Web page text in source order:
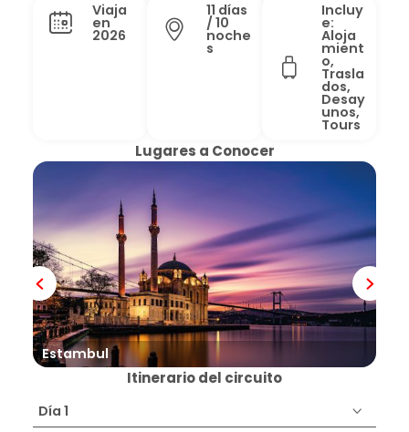
Viaja
en
2026
11 días
/ 10
noche
s
Incluy
e:
Aloja
mient
o,
Trasla
dos,
Desay
unos,
Tours
Lugares a Conocer
Estambul
Itinerario del circuito
Día 1